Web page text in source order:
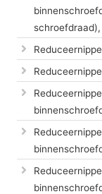
schroefdraad),